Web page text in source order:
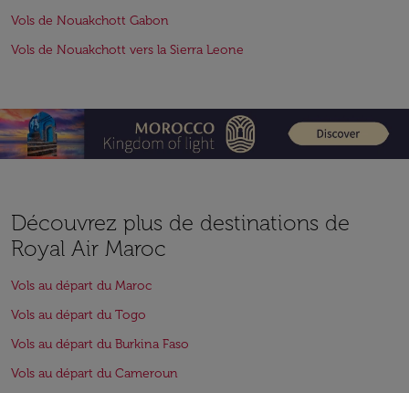
Vols de Nouakchott Gabon
Vols de Nouakchott vers la Sierra Leone
Découvrez plus de destinations de
Royal Air Maroc
Vols au départ du Maroc
Vols au départ du Togo
Vols au départ du Burkina Faso
Vols au départ du Cameroun